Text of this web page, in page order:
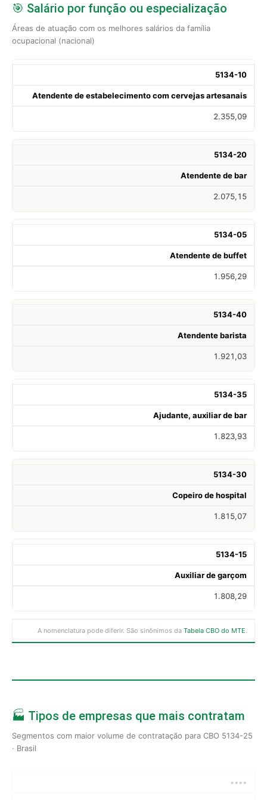
🎯 Salário por função ou especialização
Áreas de atuação com os melhores salários da família
ocupacional (nacional)
5134-10
Atendente de estabelecimento com cervejas artesanais
2.355,09
5134-20
Atendente de bar
2.075,15
5134-05
Atendente de buffet
1.956,29
5134-40
Atendente barista
1.921,03
5134-35
Ajudante, auxiliar de bar
1.823,93
5134-30
Copeiro de hospital
1.815,07
5134-15
Auxiliar de garçom
1.808,29
A nomenclatura pode diferir. São sinônimos da Tabela CBO do MTE.
🏭 Tipos de empresas que mais contratam
Segmentos com maior volume de contratação para CBO 5134-25
· Brasil
••••